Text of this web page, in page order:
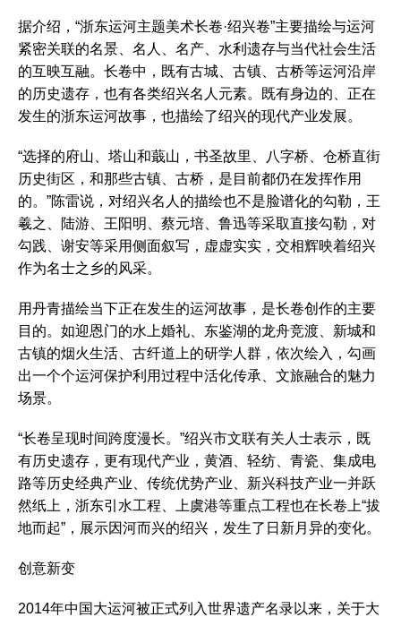
据介绍，“浙东运河主题美术长卷·绍兴卷”主要描绘与运河
紧密关联的名景、名人、名产、水利遗存与当代社会生活
的互映互融。长卷中，既有古城、古镇、古桥等运河沿岸
的历史遗存，也有各类绍兴名人元素。既有身边的、正在
发生的浙东运河故事，也描绘了绍兴的现代产业发展。
“选择的府山、塔山和蕺山，书圣故里、八字桥、仓桥直街
历史街区，和那些古镇、古桥，是目前都仍在发挥作用
的。”陈雷说，对绍兴名人的描绘也不是脸谱化的勾勒，王
羲之、陆游、王阳明、蔡元培、鲁迅等采取直接勾勒，对
勾践、谢安等采用侧面叙写，虚虚实实，交相辉映着绍兴
作为名士之乡的风采。
用丹青描绘当下正在发生的运河故事，是长卷创作的主要
目的。如迎恩门的水上婚礼、东鉴湖的龙舟竞渡、新城和
古镇的烟火生活、古纤道上的研学人群，依次绘入，勾画
出一个个运河保护利用过程中活化传承、文旅融合的魅力
场景。
“长卷呈现时间跨度漫长。”绍兴市文联有关人士表示，既
有历史遗存，更有现代产业，黄酒、轻纺、青瓷、集成电
路等历史经典产业、传统优势产业、新兴科技产业一并跃
然纸上，浙东引水工程、上虞港等重点工程也在长卷上“拔
地而起”，展示因河而兴的绍兴，发生了日新月异的变化。
创意新变
2014年中国大运河被正式列入世界遗产名录以来，关于大